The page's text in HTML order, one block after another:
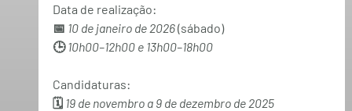
Data de realização:
📅 10 de janeiro de 2026 (sábado)
🕒 10h00–12h00 e 13h00–18h00
Candidaturas:
🗓️ 19 de novembro a 9 de dezembro de 2025